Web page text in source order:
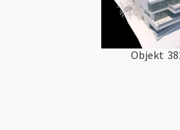
Objekt